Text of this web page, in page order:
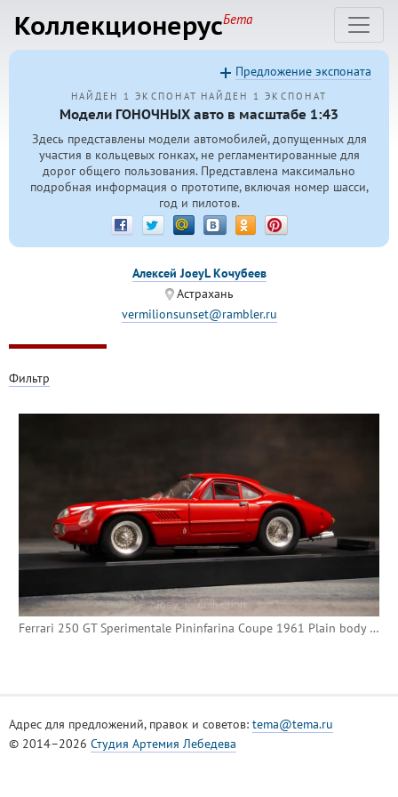
КоллекционерусБета
НАЙДЕН 1 ЭКСПОНАТ НАЙДЕН 1 ЭКСПОНАТ
Модели ГОНОЧНЫХ авто в масштабе 1:43
Здесь представлены модели автомобилей, допущенных для
участия в кольцевых гонках, не регламентированные для
дорог общего пользования. Представлена максимально
подробная информация о прототипе, включая номер шасси,
год и пилотов.
Предложение экспоната
Алексей JoeyL Кочубеев
Астрахань
vermilionsunset@rambler.ru
Ferrari 250 GT Sperimentale Pininfarina Coupe 1961 Plain body (Bang)
Фильтр
Адрес для предложений, правок и советов: tema@tema.ru
© 2014–2026 Студия Артемия Лебедева